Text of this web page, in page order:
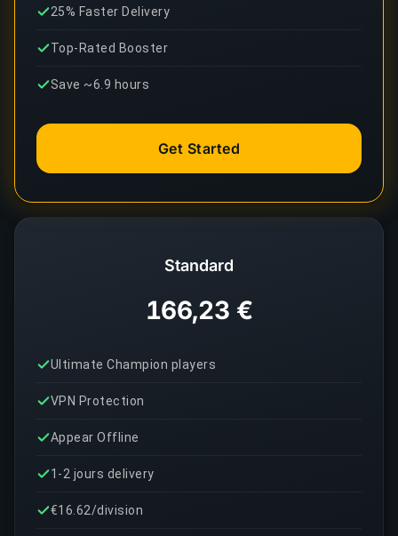
Standard
166,23 €
Ultimate Champion players
VPN Protection
Appear Offline
1-2 jours delivery
€16.62/division
25% Faster Delivery
Top-Rated Booster
Save ~6.9 hours
Get Started